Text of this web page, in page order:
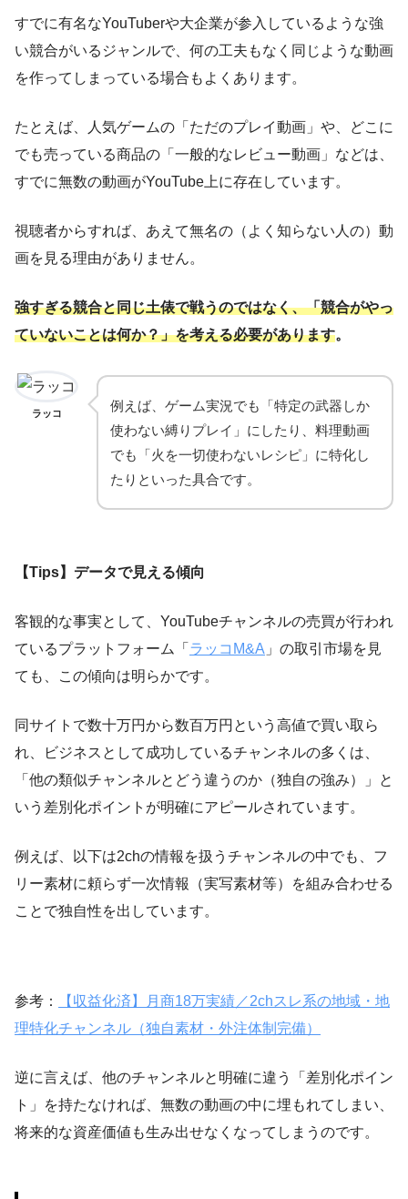
すでに有名なYouTuberや大企業が参入しているような強
い競合がいるジャンルで、何の工夫もなく同じような動画
を作ってしまっている場合もよくあります。
たとえば、人気ゲームの「ただのプレイ動画」や、どこに
でも売っている商品の「一般的なレビュー動画」などは、
すでに無数の動画がYouTube上に存在しています。
視聴者からすれば、あえて無名の（よく知らない人の）動
画を見る理由がありません。
強すぎる競合と同じ土俵で戦うのではなく、「競合がやっ
ていないことは何か？」を考える必要があります。
ラッコ
例えば、ゲーム実況でも「特定の武器しか
使わない縛りプレイ」にしたり、料理動画
でも「火を一切使わないレシピ」に特化し
たりといった具合です。
【Tips】データで見える傾向
客観的な事実として、YouTubeチャンネルの売買が行われ
ているプラットフォーム「 ラッコM&A 」の取引市場を見
ても、この傾向は明らかです。
同サイトで数十万円から数百万円という高値で買い取ら
れ、ビジネスとして成功しているチャンネルの多くは、
「他の類似チャンネルとどう違うのか（独自の強み）」と
いう差別化ポイントが明確にアピールされています。
例えば、以下は2chの情報を扱うチャンネルの中でも、フ
リー素材に頼らず一次情報（実写素材等）を組み合わせる
ことで独自性を出しています。
参考：
【収益化済】月商18万実績／2chスレ系の地域・地
理特化チャンネル（独自素材・外注体制完備）
逆に言えば、他のチャンネルと明確に違う「差別化ポイン
ト」を持たなければ、無数の動画の中に埋もれてしまい、
将来的な資産価値も生み出せなくなってしまうのです。